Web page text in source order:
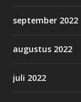
september 2022
augustus 2022
juli 2022